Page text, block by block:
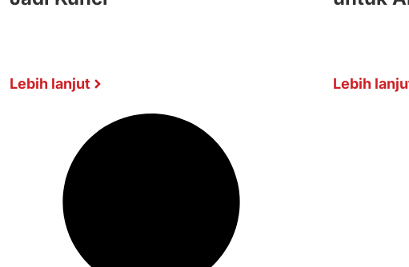
Lebih lanjut Lebih